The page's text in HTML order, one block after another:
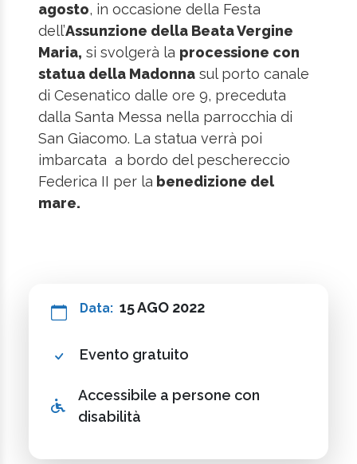
agosto, in occasione della Festa
dell’Assunzione della Beata Vergine
Maria, si svolgerà la processione con
statua della Madonna sul porto canale
di Cesenatico dalle ore 9, preceduta
dalla Santa Messa nella parrocchia di
San Giacomo. La statua verrà poi
imbarcata a bordo del peschereccio
Federica II per la benedizione del
mare.
Data: 15 AGO 2022
Evento gratuito
Accessibile a persone con
disabilità